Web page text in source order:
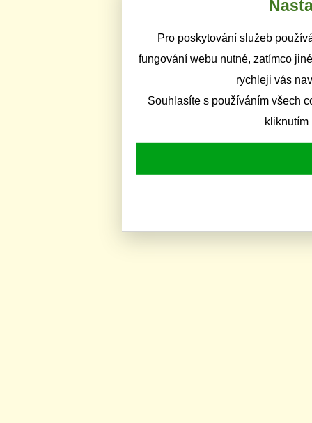
Pro poskytování služeb
fungování webu nutné, zatímco
rychleji vás
Souhlasíte s používáním všech
kliknutím